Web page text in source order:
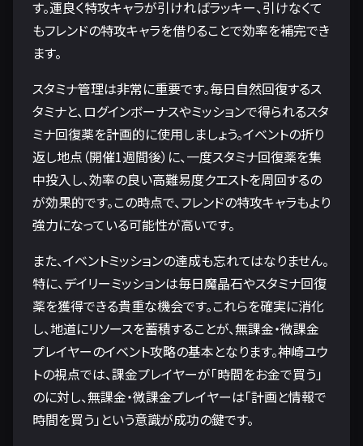
す。運良く特攻キャラが引ければラッキー、引けなくて
もフレンドの特攻キャラを借りることで効率を補完でき
ます。
スタミナ管理は非常に重要です。毎日自然回復するス
タミナと、ログインボーナスやミッションで得られるスタ
ミナ回復薬を計画的に使用しましょう。イベントの折り
返し地点（開催1週間後）に、一度スタミナ回復薬を集
中投入し、効率の良い高難易度クエストを周回するの
が効果的です。この時点で、フレンドの特攻キャラもより
強力になっている可能性が高いです。
また、イベントミッションの達成も忘れてはなりません。
特に、デイリーミッションは毎日魔晶石やスタミナ回復
薬を獲得できる貴重な機会です。これらを確実に消化
し、地道にリソースを蓄積することが、無課金・微課金
プレイヤーのイベント攻略の基本となります。神崎ユウ
トの視点では、課金プレイヤーが「時間をお金で買う」
のに対し、無課金・微課金プレイヤーは「計画と情報で
時間を買う」という意識が成功の鍵です。